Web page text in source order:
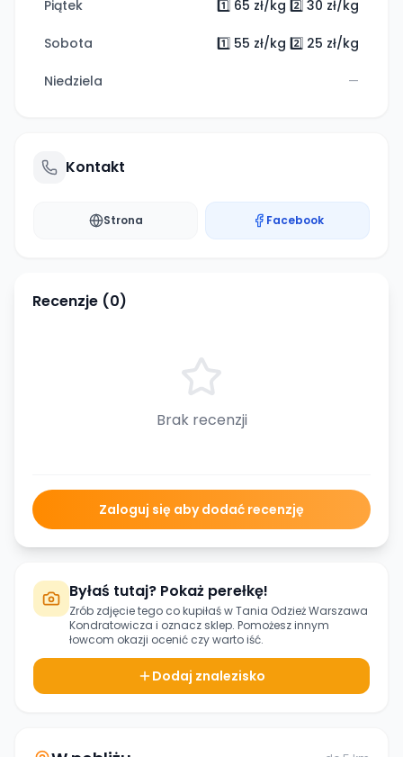
Piątek 1️⃣ 65 zł/kg 2️⃣ 30 zł/kg
Sobota 1️⃣ 55 zł/kg 2️⃣ 25 zł/kg
Niedziela —
Kontakt
Strona Facebook
Recenzje (0)
Brak recenzji
Zaloguj się aby dodać recenzję
Byłaś tutaj? Pokaż perełkę!
Zrób zdjęcie tego co kupiłaś wTania Odzież Warszawa
Kondratowicza i oznacz sklep. Pomożesz innym
łowcom okazji ocenić czy warto iść.
Dodaj znalezisko